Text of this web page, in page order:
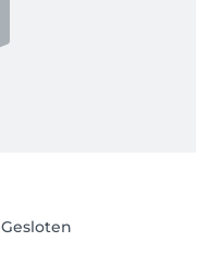
Gesloten